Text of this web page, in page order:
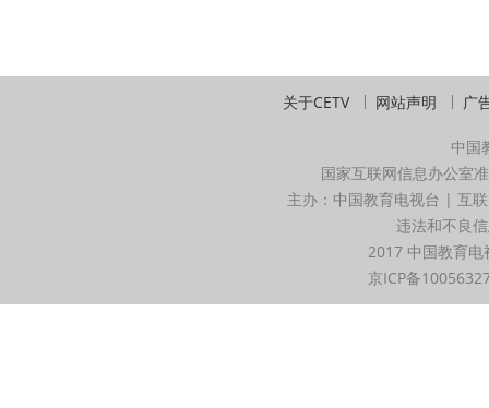
关于CETV 网站声明 广
中国
国家互联网信息办公室
主办：中国教育电视台 | 互
违法和不良
2017 中国教育
京ICP备